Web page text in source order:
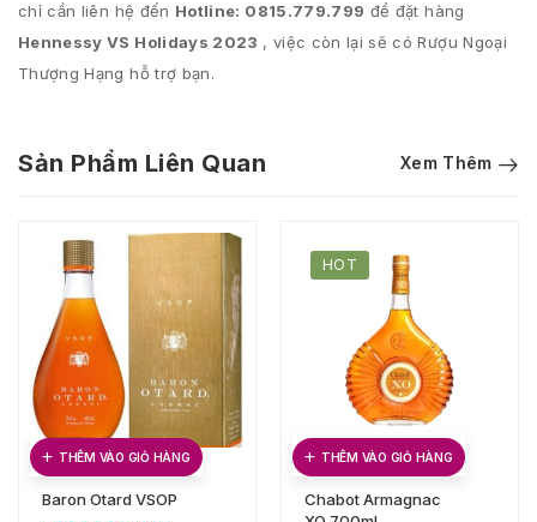
chỉ cần liên hệ đến Hotline: 0815.779.799 để đặt hàng
Hennessy VS Holidays 2023 , việc còn lại sẽ có Rượu Ngoại
Thượng Hạng hỗ trợ bạn.
Sản Phẩm Liên Quan Xem Thêm
THÊM VÀO GIỎ HÀNG
Baron Otard VSOP
HOT
THÊM VÀO GIỎ HÀNG
Chabot Armagnac